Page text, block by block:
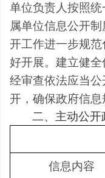
单位负责人按照
属单位信息公开
开工作进一步规
好开展。建立健全
经审查依法应当
开，确保政府信息
二、主动公
信息内容